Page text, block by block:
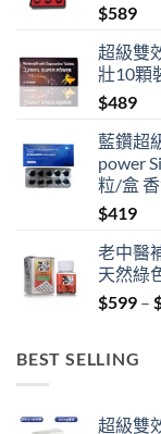
$589
超級雙
壯10顆
$489
藍鑽超
power
粒/盒
$419
老中醫
天然綠
$599 –
BEST SELLING
超級雙